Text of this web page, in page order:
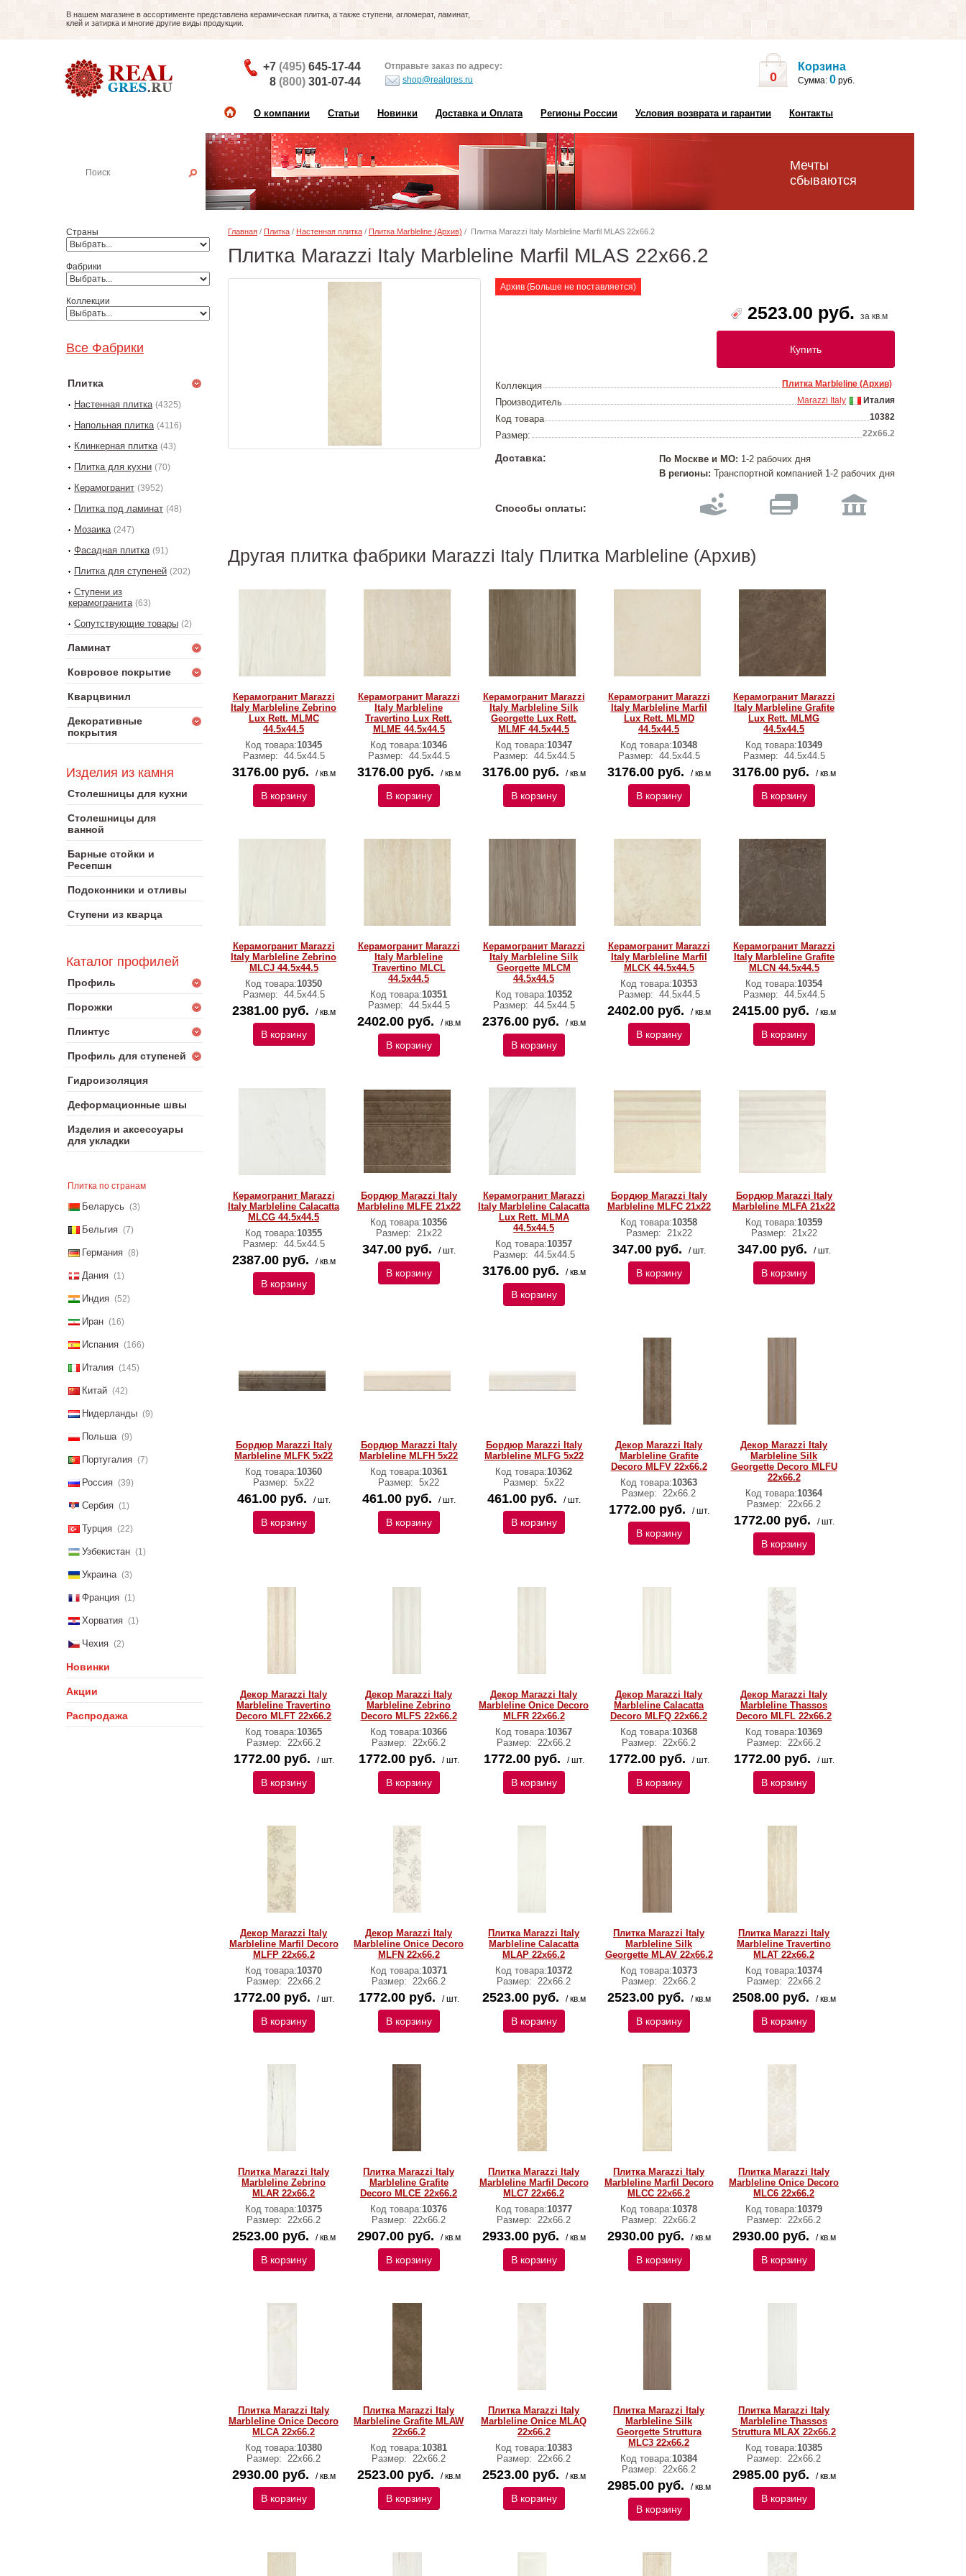
В нашем магазине в ассортименте представлена керамическая плитка, а также ступени, агломерат, ламинат,
клей и затирка и многие другие виды продукции.
+7 (495) 645-17-44
8 (800) 301-07-44
Отправьте заказ по адресу:
shop@realgres.ru
0
Корзина
Сумма: 0 руб.
О компании Статьи Новинки Доставка и Оплата Регионы России Условия возврата и гарантии Контакты
Мечты
сбываются
Страны
Фабрики
Коллекции
Все Фабрики
Плитка
Настенная плитка (4325)
Напольная плитка (4116)
Клинкерная плитка (43)
Плитка для кухни (70)
Керамогранит (3952)
Плитка под ламинат (48)
Мозаика (247)
Фасадная плитка (91)
Плитка для ступеней (202)
Ступени из
керамогранита (63)
Сопутствующие товары (2)
Ламинат
Ковровое покрытие
Кварцвинил
Декоративные
покрытия
Изделия из камня
Столешницы для кухни
Столешницы для
ванной
Барные стойки и
Ресепшн
Подоконники и отливы
Ступени из кварца
Каталог профилей
Профиль
Порожки
Плинтус
Профиль для ступеней
Гидроизоляция
Деформационные швы
Изделия и аксессуары
для укладки
Плитка по странам
Беларусь (3)
Бельгия (7)
Германия (8)
Дания (1)
Индия (52)
Иран (16)
Испания (166)
Италия (145)
Китай (42)
Нидерланды (9)
Польша (9)
Португалия (7)
Россия (39)
Сербия (1)
Турция (22)
Узбекистан (1)
Украина (3)
Франция (1)
Хорватия (1)
Чехия (2)
Новинки
Акции
Распродажа
Главная / Плитка / Настенная плитка / Плитка Marbleline (Архив) / Плитка Marazzi Italy Marbleline Marfil MLAS 22х66.2
Плитка Marazzi Italy Marbleline Marfil MLAS 22х66.2
Архив (Больше не поставляется)
2523.00 руб. за кв.м
Купить
Коллекция Плитка Marbleline (Архив)
Производитель Италия
Marazzi Italy
Код товара 10382
Размер: 22х66.2
Доставка: По Москве и МО: 1-2 рабочих дня
В регионы: Транспортной компанией 1-2 рабочих дня
Способы оплаты:
Другая плитка фабрики Marazzi Italy Плитка Marbleline (Архив)
Керамогранит Marazzi
Italy Marbleline Zebrino
Lux Rett. MLMC
44.5х44.5
Код товара:10345
Размер: 44.5х44.5
3176.00 руб. / кв.м
В корзину
Керамогранит Marazzi
Italy Marbleline
Travertino Lux Rett.
MLME 44.5х44.5
Код товара:10346
Размер: 44.5х44.5
3176.00 руб. / кв.м
В корзину
Керамогранит Marazzi
Italy Marbleline Silk
Georgette Lux Rett.
MLMF 44.5х44.5
Код товара:10347
Размер: 44.5х44.5
3176.00 руб. / кв.м
В корзину
Керамогранит Marazzi
Italy Marbleline Marfil
Lux Rett. MLMD
44.5х44.5
Код товара:10348
Размер: 44.5х44.5
3176.00 руб. / кв.м
В корзину
Керамогранит Marazzi
Italy Marbleline Grafite
Lux Rett. MLMG
44.5х44.5
Код товара:10349
Размер: 44.5х44.5
3176.00 руб. / кв.м
В корзину
Керамогранит Marazzi
Italy Marbleline Zebrino
MLCJ 44.5х44.5
Код товара:10350
Размер: 44.5х44.5
2381.00 руб. / кв.м
В корзину
Керамогранит Marazzi
Italy Marbleline
Travertino MLCL
44.5х44.5
Код товара:10351
Размер: 44.5х44.5
2402.00 руб. / кв.м
В корзину
Керамогранит Marazzi
Italy Marbleline Silk
Georgette MLCM
44.5х44.5
Код товара:10352
Размер: 44.5х44.5
2376.00 руб. / кв.м
В корзину
Керамогранит Marazzi
Italy Marbleline Marfil
MLCK 44.5х44.5
Код товара:10353
Размер: 44.5х44.5
2402.00 руб. / кв.м
В корзину
Керамогранит Marazzi
Italy Marbleline Grafite
MLCN 44.5х44.5
Код товара:10354
Размер: 44.5х44.5
2415.00 руб. / кв.м
В корзину
Керамогранит Marazzi
Italy Marbleline Calacatta
MLCG 44.5х44.5
Код товара:10355
Размер: 44.5х44.5
2387.00 руб. / кв.м
В корзину
Бордюр Marazzi Italy
Marbleline MLFE 21х22
Код товара:10356
Размер: 21х22
347.00 руб. / шт.
В корзину
Керамогранит Marazzi
Italy Marbleline Calacatta
Lux Rett. MLMA
44.5х44.5
Код товара:10357
Размер: 44.5х44.5
3176.00 руб. / кв.м
В корзину
Бордюр Marazzi Italy
Marbleline MLFC 21х22
Код товара:10358
Размер: 21х22
347.00 руб. / шт.
В корзину
Бордюр Marazzi Italy
Marbleline MLFA 21х22
Код товара:10359
Размер: 21х22
347.00 руб. / шт.
В корзину
Бордюр Marazzi Italy
Marbleline MLFK 5х22
Код товара:10360
Размер: 5х22
461.00 руб. / шт.
В корзину
Бордюр Marazzi Italy
Marbleline MLFH 5х22
Код товара:10361
Размер: 5х22
461.00 руб. / шт.
В корзину
Бордюр Marazzi Italy
Marbleline MLFG 5х22
Код товара:10362
Размер: 5х22
461.00 руб. / шт.
В корзину
Декор Marazzi Italy
Marbleline Grafite
Decoro MLFV 22х66.2
Код товара:10363
Размер: 22х66.2
1772.00 руб. / шт.
В корзину
Декор Marazzi Italy
Marbleline Silk
Georgette Decoro MLFU
22х66.2
Код товара:10364
Размер: 22х66.2
1772.00 руб. / шт.
В корзину
Декор Marazzi Italy
Marbleline Travertino
Decoro MLFT 22х66.2
Код товара:10365
Размер: 22х66.2
1772.00 руб. / шт.
В корзину
Декор Marazzi Italy
Marbleline Zebrino
Decoro MLFS 22х66.2
Код товара:10366
Размер: 22х66.2
1772.00 руб. / шт.
В корзину
Декор Marazzi Italy
Marbleline Onice Decoro
MLFR 22х66.2
Код товара:10367
Размер: 22х66.2
1772.00 руб. / шт.
В корзину
Декор Marazzi Italy
Marbleline Calacatta
Decoro MLFQ 22х66.2
Код товара:10368
Размер: 22х66.2
1772.00 руб. / шт.
В корзину
Декор Marazzi Italy
Marbleline Thassos
Decoro MLFL 22х66.2
Код товара:10369
Размер: 22х66.2
1772.00 руб. / шт.
В корзину
Декор Marazzi Italy
Marbleline Marfil Decoro
MLFP 22х66.2
Код товара:10370
Размер: 22х66.2
1772.00 руб. / шт.
В корзину
Декор Marazzi Italy
Marbleline Onice Decoro
MLFN 22х66.2
Код товара:10371
Размер: 22х66.2
1772.00 руб. / шт.
В корзину
Плитка Marazzi Italy
Marbleline Calacatta
MLAP 22х66.2
Код товара:10372
Размер: 22х66.2
2523.00 руб. / кв.м
В корзину
Плитка Marazzi Italy
Marbleline Silk
Georgette MLAV 22х66.2
Код товара:10373
Размер: 22х66.2
2523.00 руб. / кв.м
В корзину
Плитка Marazzi Italy
Marbleline Travertino
MLAT 22х66.2
Код товара:10374
Размер: 22х66.2
2508.00 руб. / кв.м
В корзину
Плитка Marazzi Italy
Marbleline Zebrino
MLAR 22х66.2
Код товара:10375
Размер: 22х66.2
2523.00 руб. / кв.м
В корзину
Плитка Marazzi Italy
Marbleline Grafite
Decoro MLCE 22х66.2
Код товара:10376
Размер: 22х66.2
2907.00 руб. / кв.м
В корзину
Плитка Marazzi Italy
Marbleline Marfil Decoro
MLC7 22х66.2
Код товара:10377
Размер: 22х66.2
2933.00 руб. / кв.м
В корзину
Плитка Marazzi Italy
Marbleline Marfil Decoro
MLCC 22х66.2
Код товара:10378
Размер: 22х66.2
2930.00 руб. / кв.м
В корзину
Плитка Marazzi Italy
Marbleline Onice Decoro
MLC6 22х66.2
Код товара:10379
Размер: 22х66.2
2930.00 руб. / кв.м
В корзину
Плитка Marazzi Italy
Marbleline Onice Decoro
MLCA 22х66.2
Код товара:10380
Размер: 22х66.2
2930.00 руб. / кв.м
В корзину
Плитка Marazzi Italy
Marbleline Grafite MLAW
22х66.2
Код товара:10381
Размер: 22х66.2
2523.00 руб. / кв.м
В корзину
Плитка Marazzi Italy
Marbleline Onice MLAQ
22х66.2
Код товара:10383
Размер: 22х66.2
2523.00 руб. / кв.м
В корзину
Плитка Marazzi Italy
Marbleline Silk
Georgette Struttura
MLC3 22х66.2
Код товара:10384
Размер: 22х66.2
2985.00 руб. / кв.м
В корзину
Плитка Marazzi Italy
Marbleline Thassos
Struttura MLAX 22х66.2
Код товара:10385
Размер: 22х66.2
2985.00 руб. / кв.м
В корзину